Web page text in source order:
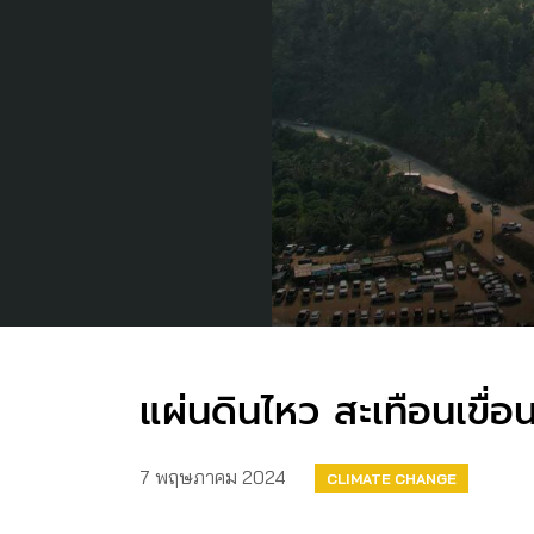
แผ่นดินไหว สะเทือนเขื่อ
7 พฤษภาคม 2024 CLIMATE CHANGE